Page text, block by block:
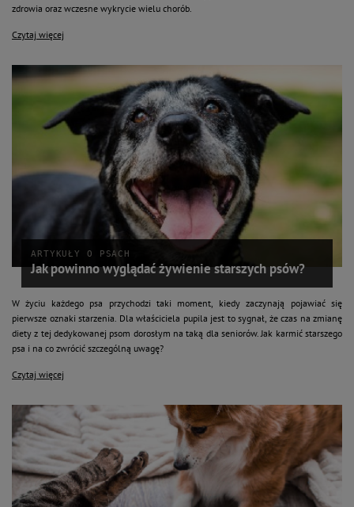
zdrowia oraz wczesne wykrycie wielu chorób.
Czytaj więcej
ARTYKUŁY O PSACH
Jak powinno wyglądać żywienie starszych psów?
W życiu każdego psa przychodzi taki moment, kiedy zaczynają pojawiać się
pierwsze oznaki starzenia. Dla właściciela pupila jest to sygnał, że czas na zmianę
diety z tej dedykowanej psom dorosłym na taką dla seniorów. Jak karmić starszego
psa i na co zwrócić szczególną uwagę?
Czytaj więcej